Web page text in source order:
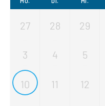
27 28 29
3 4 5
10 11 12